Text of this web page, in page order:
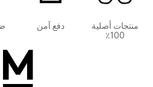
منتجات أصلية
100٪
دفع آمن